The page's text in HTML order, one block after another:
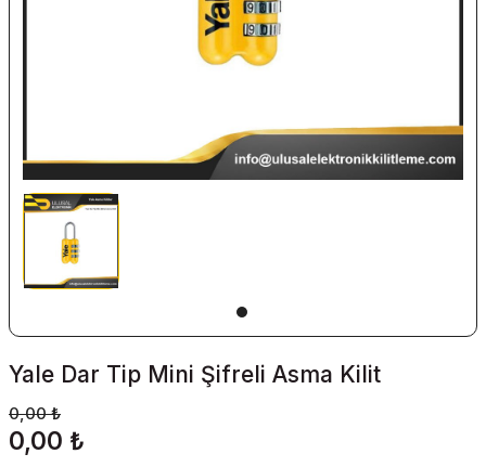
Yale Dar Tip Mini Şifreli Asma Kilit
0,00 ₺
0,00 ₺